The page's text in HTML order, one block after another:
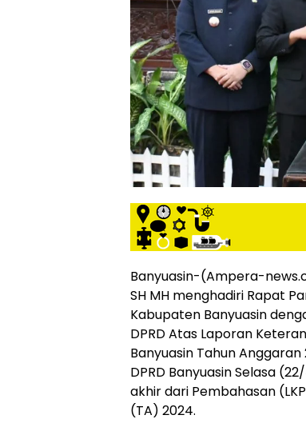
siber
lebih
eksklusif,
bergaya
trendi,
mengandung
unsur
edukasi,
gaya
hidup,
hiburan,
dari
SARA,
narkoba
berita
asusila
Media
Cetak
dan
Online
Ampera
News
Banyuasin-(Ampera-
SH MH menghadiri Rapat
Kabupaten Banyuasin
DPRD Atas Laporan
Banyuasin Tahun
DPRD Banyuasin Selasa
akhir dari Pembahasan
(TA) 2024.